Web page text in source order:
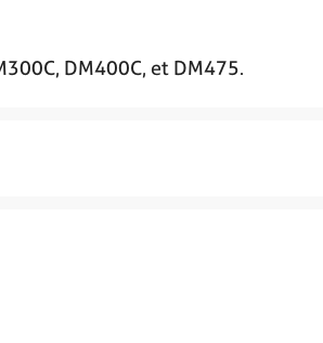
DM400C, et DM475.